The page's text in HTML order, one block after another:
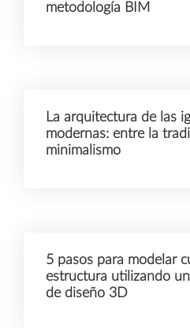
metodología BIM
La arquitectura de las
modernas: entre la
minimalismo
5 pasos para modelar
estructura utilizando
de diseño 3D